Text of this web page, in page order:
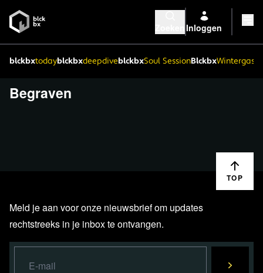
Inloggen
blckbxtodayblckbxdeepdiveblckbxSoul SessionBlckbx
Begraven
TOP
Meld je aan voor onze nieuwsbrief om updates
rechtstreeks in je inbox te ontvangen.